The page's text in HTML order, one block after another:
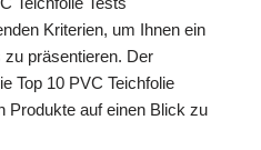
Kriterien, um Ihnen ein
präsentieren. Der
Top 10 PVC Teichfolie
Produkte auf einen Blick zu